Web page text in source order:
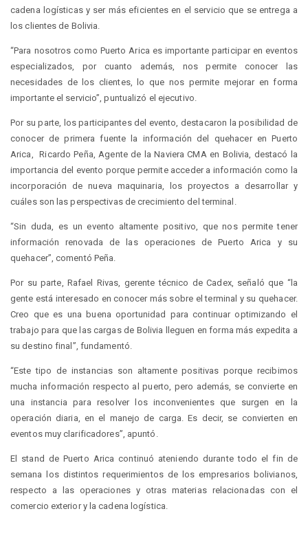
cadena logísticas y ser más eficientes en el servicio que se entrega a
los clientes de Bolivia.
“Para nosotros como Puerto Arica es importante participar en eventos
especializados, por cuanto además, nos permite conocer las
necesidades de los clientes, lo que nos permite mejorar en forma
importante el servicio”, puntualizó el ejecutivo.
Por su parte, los participantes del evento, destacaron la posibilidad de
conocer de primera fuente la información del quehacer en Puerto
Arica, Ricardo Peña, Agente de la Naviera CMA en Bolivia, destacó la
importancia del evento porque permite acceder a información como la
incorporación de nueva maquinaria, los proyectos a desarrollar y
cuáles son las perspectivas de crecimiento del terminal.
“Sin duda, es un evento altamente positivo, que nos permite tener
información renovada de las operaciones de Puerto Arica y su
quehacer”, comentó Peña.
Por su parte, Rafael Rivas, gerente técnico de Cadex, señaló que “la
gente está interesado en conocer más sobre el terminal y su quehacer.
Creo que es una buena oportunidad para continuar optimizando el
trabajo para que las cargas de Bolivia lleguen en forma más expedita a
su destino final”, fundamentó.
“Este tipo de instancias son altamente positivas porque recibimos
mucha información respecto al puerto, pero además, se convierte en
una instancia para resolver los inconvenientes que surgen en la
operación diaria, en el manejo de carga. Es decir, se convierten en
eventos muy clarificadores”, apuntó.
El stand de Puerto Arica continuó ateniendo durante todo el fin de
semana los distintos requerimientos de los empresarios bolivianos,
respecto a las operaciones y otras materias relacionadas con el
comercio exterior y la cadena logística.